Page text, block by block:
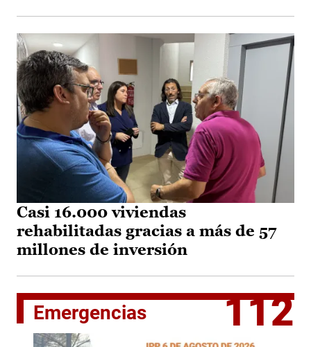
Casi 16.000 viviendas
rehabilitadas gracias a más de 57
millones de inversión
Emergencias 112